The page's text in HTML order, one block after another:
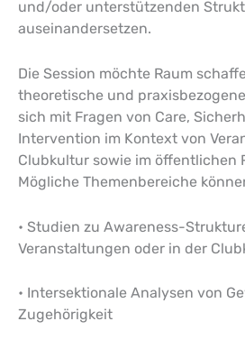
und/oder unterstützenden
auseinandersetzen.
Die Session möchte Raum
theoretische und
sich mit Fragen von Care,
Intervention im Kontext von
Clubkultur sowie im öffentlichen
Mögliche Themenbereiche
• Studien zu Awareness-
Veranstaltungen oder in der
• Intersektionale Analysen von
Zugehörigkeit